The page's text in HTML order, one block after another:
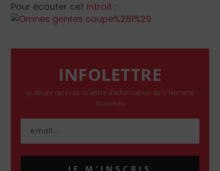
Pour écouter cet introit :
INFOLETTRE
Je désire recevoir la lettre d'information de L'Homme
Nouveau